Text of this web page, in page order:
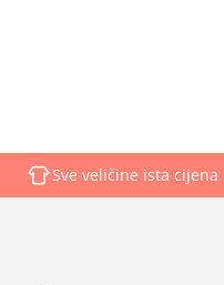
Sve veličine ista cijena